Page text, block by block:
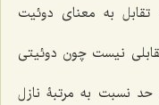
به معنای دوئیت
نیست چون دوئیتی
نسبت به مرتبۀ نازل